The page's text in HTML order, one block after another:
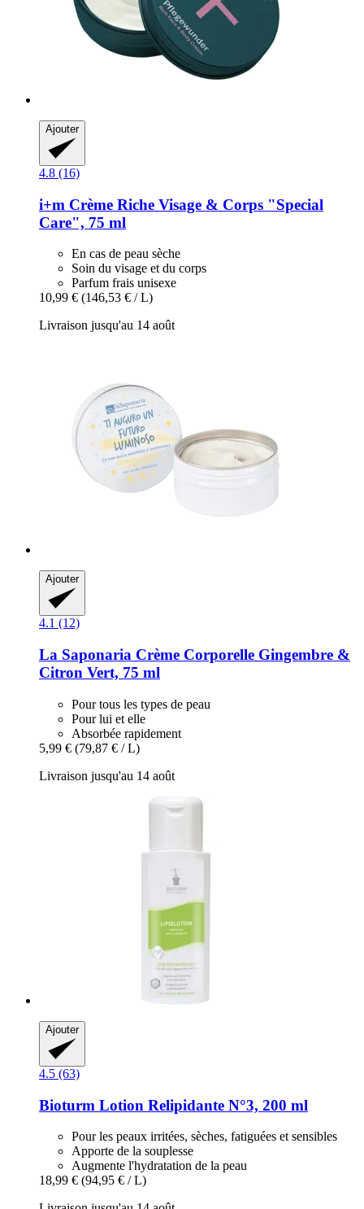
Ajouter
4.8 (16)
i+m Crème Riche Visage & Corps "Special
Care", 75 ml
En cas de peau sèche
Soin du visage et du corps
Parfum frais unisexe
10,99 € (146,53 € / L)
Livraison jusqu'au 14 août
Ajouter
4.1 (12)
La Saponaria Crème Corporelle Gingembre &
Citron Vert, 75 ml
Pour tous les types de peau
Pour lui et elle
Absorbée rapidement
5,99 € (79,87 € / L)
Livraison jusqu'au 14 août
Ajouter
4.5 (63)
Bioturm Lotion Relipidante N°3, 200 ml
Pour les peaux irritées, sèches, fatiguées et sensibles
Apporte de la souplesse
Augmente l'hydratation de la peau
18,99 € (94,95 € / L)